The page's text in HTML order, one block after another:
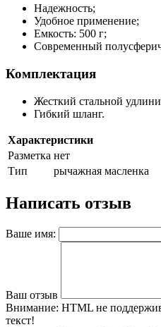
Надежность;
Удобное применение;
Емкость: 500 г;
Современный
Комплектация
Жесткий стальной
Гибкий шланг.
Характеристики
Разметка нет
Тип
рычажная масленка
Написать отзыв
Ваше имя:
Ваш отзыв
Внимание: HTML не
текст!